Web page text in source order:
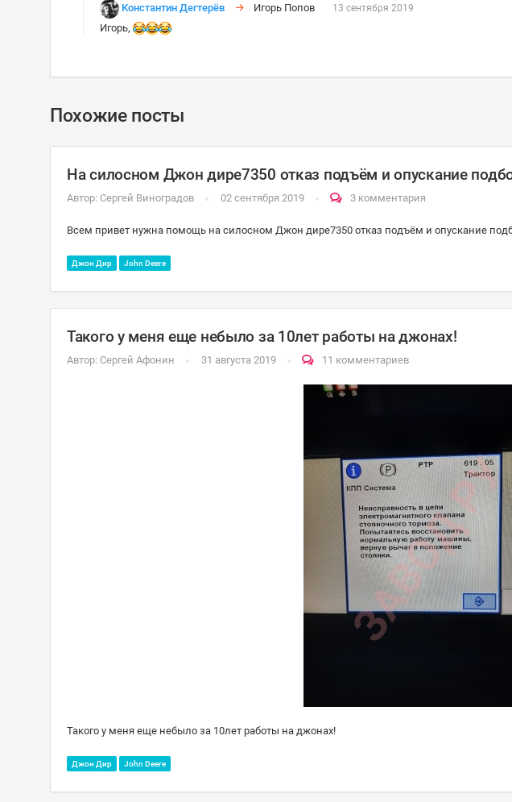
Константин Дегтерёв Игорь Попов 13 сентября 2019
Игорь,
Похожие посты
На силосном Джон дире7350 отказ подъём и опускание
Автор: Сергей Виноградов 02 сентября 2019 3 комментария
Всем привет нужна помощь на силосном Джон дире7350 отказ подъём и опускание
Джон Дир John Deere
Такого у меня еще небыло за 10лет работы на джонах!
Автор: Сергей Афонин 31 августа 2019 11 комментариев
Такого у меня еще небыло за 10лет работы на джонах!
Джон Дир John Deere